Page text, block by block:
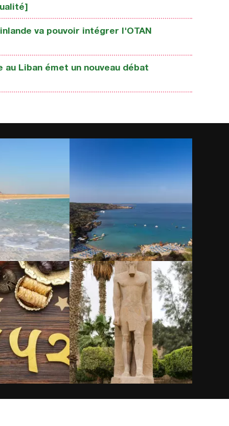
va pouvoir intégrer l'OTAN
Liban émet un nouveau débat